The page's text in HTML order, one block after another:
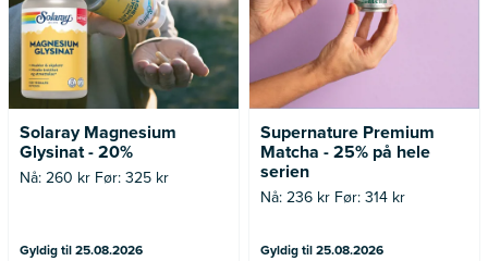
Solaray Magnesium
Glysinat - 20%
Nå: 260 kr Før: 325 kr
Gyldig til 25.08.2026
Supernature Premium
Matcha - 25% på hele
serien
Nå: 236 kr Før: 314 kr
Gyldig til 25.08.2026